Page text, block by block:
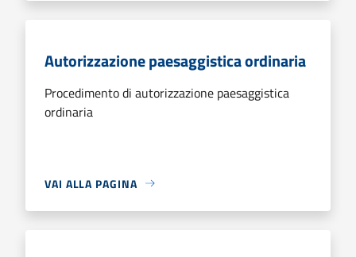
Autorizzazione paesaggistica ordinaria
Procedimento di autorizzazione paesaggistica
ordinaria
VAI ALLA PAGINA